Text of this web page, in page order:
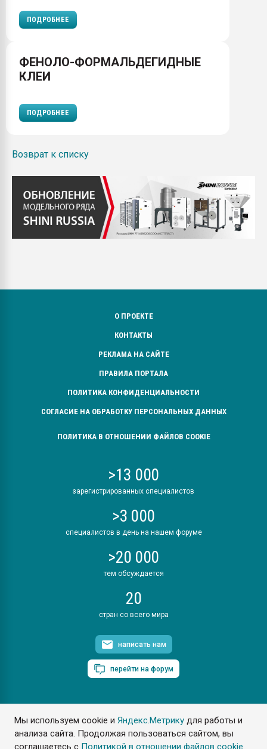
Мы используем cookie иЯндекс.Метрику для работы и
анализа сайта. Продолжая пользоваться сайтом, вы
соглашаетесь с Политикой в отношении файлов cookie
ПОДРОБНЕЕ
ФЕНОЛО-ФОРМАЛЬДЕГИДНЫЕ
КЛЕИ
ПОДРОБНЕЕ
Возврат к списку
О ПРОЕКТЕ
КОНТАКТЫ
РЕКЛАМА НА САЙТЕ
ПРАВИЛА ПОРТАЛА
ПОЛИТИКА КОНФИДЕНЦИАЛЬНОСТИ
СОГЛАСИЕ НА ОБРАБОТКУ ПЕРСОНАЛЬНЫХ ДАННЫХ
ПОЛИТИКА В ОТНОШЕНИИ ФАЙЛОВ COOKIE
>13 000
зарегистрированных специалистов
>3 000
специалистов в день на нашем форуме
>20 000
тем обсуждается
20
стран со всего мира
написать нам
перейти на форум
ПластЭксперт © 2006. Все права защищены
Разрешается копирование материалов сайта с обязательной
ссылкой на www.e-plastic.ru